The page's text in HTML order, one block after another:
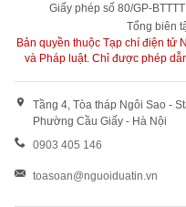
Giấy phép số 80/GP-
Tổng biên
Bản quyền thuộc Tạp chí điện tử
và Pháp luật. Chỉ được phép
Tầng 4, Tòa tháp Ngôi Sao -
Phường Cầu Giấy - Hà Nội
0903 405 146
toasoan@nguoiduatin.vn